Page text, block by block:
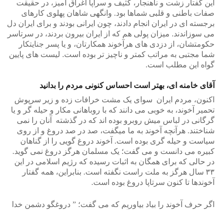
این گفتار زشت و ناهنجار، کثیف و سراپا اغراق آمیز، در حقیقت
صفات باطنی و قلبی شماها بود. وانگهی شاهان پهلوی کارهای
برجسته ای در ایران انجام دادند، چون ایرانی بودند و برای ایران دل
می سوزاندند. میزان پولی هم که از ایران بیرون بردند، در سرتاسر
حکومتشان، از دزدی های هرآخوند همکارتان، و یا پسر جنایتکار
شما مجتبی به مراتب کمتر و ناچیز تر بوده است. لیست های پایین
گواه این مطلب است.
آقای خامنه ای، بهتر است احساس کنونی مردم را بدانید
اکنون، مردم ایران سوای یک مشت خرافات زده و زیر سرپوش
تحمیر آخوند، به خوبی می دانند که با روباهانی مکار و حیله گر و یا
گرگانی در لباس میش روبرو بوده اند که در گذشته آنان را نمی
شناختند. هرآنچه آخوند به ما میگفت، صد در صد دروغ و از روی
سیاست و حیله گری بوده است. آخوند دروغ گویی را از گناهان
کبیره می دانست و می گفت؛ یک مسلمان هرگز دروغ نمی گوید.
در حالی که برای همگان به اثبات رسیده که رژیم اسلامی در این
۳۳ سال هرگز به ملت راست نگفته است. بنابراین، همه گفتار
آخوندها تا کنون سرتاپا دروغ بوده است.
اگر حرف آخوند را بیاد بیاوریم که می گفت؛ ” دروغگو دشمن خدا